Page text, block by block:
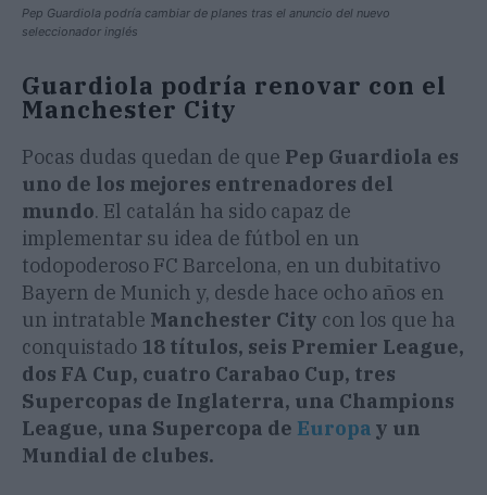
Pep Guardiola podría cambiar de planes tras el anuncio del nuevo
seleccionador inglés
Guardiola podría renovar con el
Manchester City
Pocas dudas quedan de que Pep Guardiola es
uno de los mejores entrenadores del
mundo. El catalán ha sido capaz de
implementar su idea de fútbol en un
todopoderoso FC Barcelona, en un dubitativo
Bayern de Munich y, desde hace ocho años en
un intratable Manchester City con los que ha
conquistado 18 títulos, seis Premier League,
dos FA Cup, cuatro Carabao Cup, tres
Supercopas de Inglaterra, una Champions
League, una Supercopa de Europa y un
Mundial de clubes.